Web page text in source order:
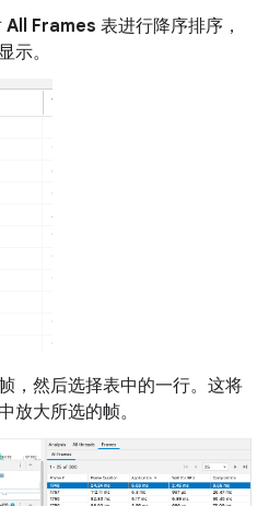
All Frames 表进行降序排序，
示。
，然后选择表中的一行。这将
放大所选的帧。